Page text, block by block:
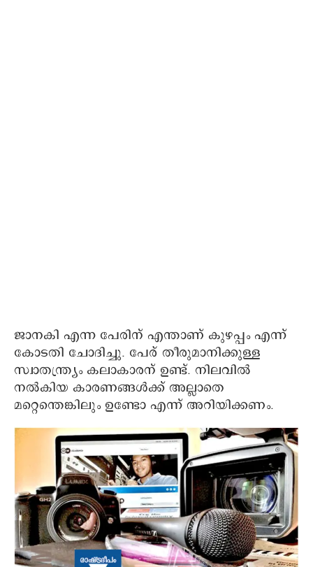
ജാനകി എന്ന പേരിന് എന്താണ് കുഴപ്പം എന്ന്
കോടതി ചോദിച്ചു. പേര് തീരുമാനിക്കുള്ള
സ്വാതന്ത്ര്യം കലാകാരന് ഉണ്ട്. നിലവിൽ
നൽകിയ കാരണങ്ങൾക്ക് അല്ലാതെ
മറ്റെന്തെങ്കിലും ഉണ്ടോ എന്ന് അറിയിക്കണം.